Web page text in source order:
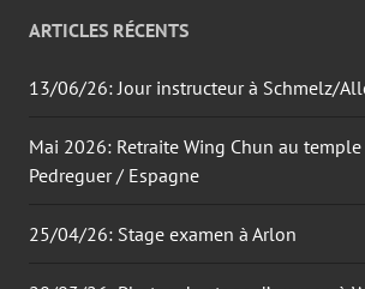
ARTICLES RÉCENTS
13/06/26: Jour instructeur à Schmelz/
Mai 2026: Retraite Wing Chun au
Pedreguer / Espagne
25/04/26: Stage examen à Arlon